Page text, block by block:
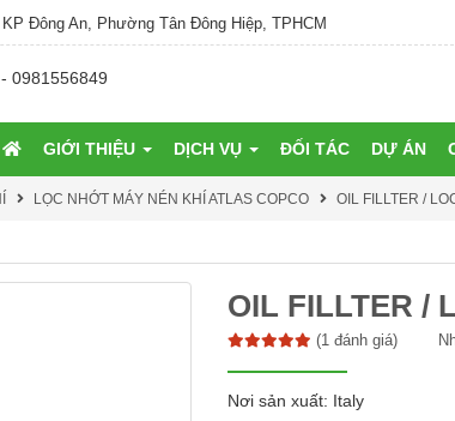
Đông An, Phường Tân Đông Hiệp, TPHCM
0981556849
GIỚI THIỆU DỊCH VỤ ĐỐI TÁC DỰ ÁN
LỌC NHỚT MÁY NÉN KHÍ ATLAS COPCO OIL FILLTER /
OIL FILLTER /
(1 đánh giá)
Nơi sản xuất: Italy